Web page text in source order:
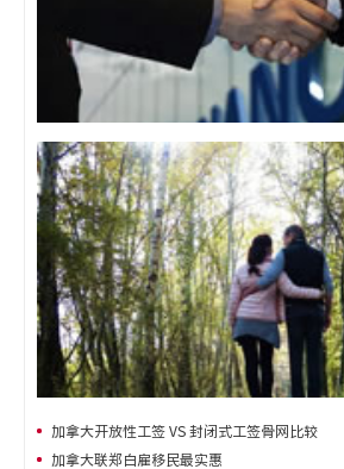
加拿大开放性工签 VS 封闭式工签骨网比较
加拿大联郑白雇移民最实惠